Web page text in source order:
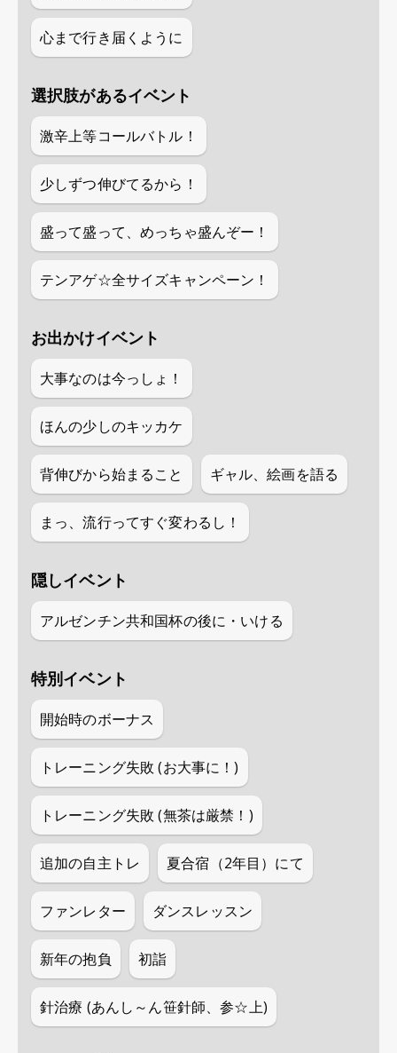
心まで行き届くように
選択肢があるイベント
激辛上等コールバトル！
少しずつ伸びてるから！
盛って盛って、めっちゃ盛んぞー！
テンアゲ☆全サイズキャンペーン！
お出かけイベント
大事なのは今っしょ！
ほんの少しのキッカケ
背伸びから始まること ギャル、絵画を語る
まっ、流行ってすぐ変わるし！
隠しイベント
アルゼンチン共和国杯の後に・いける
特別イベント
開始時のボーナス
トレーニング失敗 (お大事に！)
トレーニング失敗 (無茶は厳禁！)
追加の自主トレ 夏合宿（2年目）にて
ファンレター ダンスレッスン
新年の抱負 初詣
針治療 (あんし～ん笹針師、参☆上)